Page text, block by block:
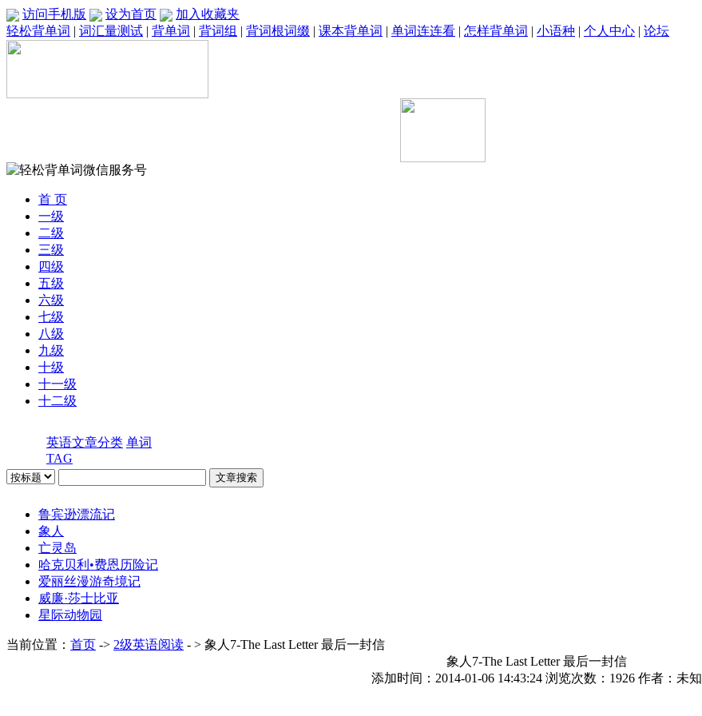
访问手机版 设为首页
加入收藏夹
轻松背单词 | 词汇量测试 | 背单词 | 背词组 | 背词根词缀 | 课本背单词 | 单词连连看 | 怎样背单词 | 小语种 | 个人中心 | 论坛
首 页
一级
二级
三级
四级
五级
六级
七级
八级
九级
十级
十一级
十二级
英语文章分类 单词
TAG
鲁宾逊漂流记
象人
亡灵岛
哈克贝利•费恩历险记
爱丽丝漫游奇境记
威廉·莎士比亚
星际动物园
当前位置： 首页 -> 2级英语阅读 - > 象人7-The Last Letter 最后一封信
象人7-The Last Letter 最后一封信
添加时间：2014-01-06 14:43:24 浏览次数： 1926 作者：未知